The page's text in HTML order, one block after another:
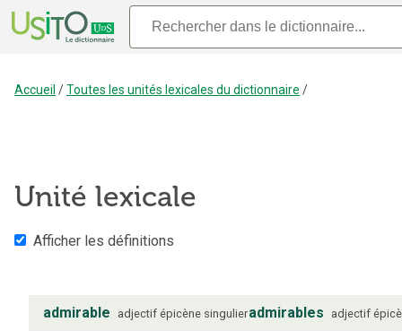
Accueil /Toutes les unités lexicales du dictionnaire /
Unité lexicale
Afficher les définitions
admirable adjectif épicène singulieradmirables adjectif